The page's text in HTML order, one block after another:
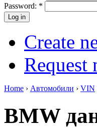
Password: *
Create
Request
Home › Автомобили › VIN
BMW